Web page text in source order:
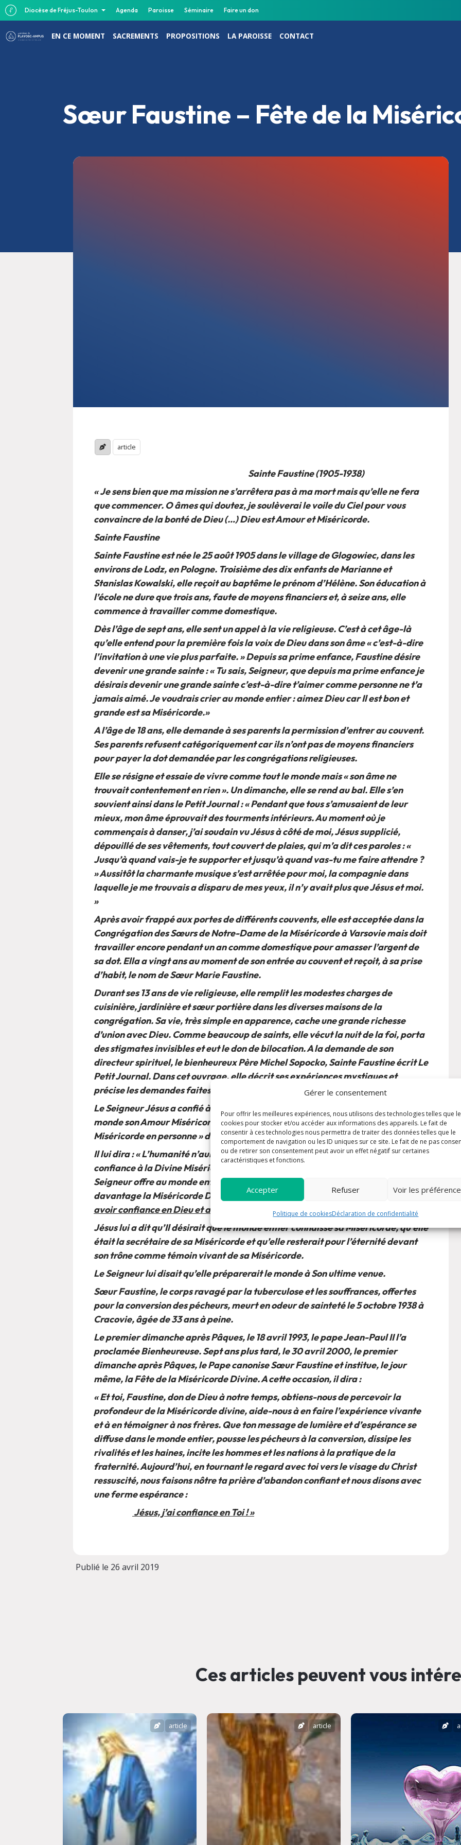
Gérer le consentement
Pour offrir les meilleures expériences, nous utilisons des technologies telles que
cookies pour stocker et/ou accéder aux informations des appareils. Le fait de
consentir à ces technologies nous permettra de traiter des données telles que le
comportement de navigation ou les ID uniques sur ce site. Le fait de ne pas
ou de retirer son consentement peut avoir un effet négatif sur certaines
caractéristiques et fonctions.
Accepter Refuser Voir les
Politique de cookiesDéclaration de confidentialité
Diocèse de Fréjus-Toulon Agenda Paroisse Séminaire Faire un don
EN CE MOMENT SACREMENTS PROPOSITIONS LA PAROISSE CONTACT
Sœur Faustine – Fête de la
article
Sainte Faustine (1905-1938)
« Je sens bien que ma mission ne s’arrêtera pas à ma mort mais qu’elle ne fera
que commencer. O âmes qui doutez, je soulèverai le voile du Ciel pour vous
convaincre de la bonté de Dieu (…) Dieu est Amour et Miséricorde.
Sainte Faustine
Sainte Faustine est née le 25 août 1905 dans le village de Glogowiec, dans les
environs de Lodz, en Pologne. Troisième des dix enfants de Marianne et
Stanislas Kowalski, elle reçoit au baptême le prénom d’Hélène. Son éducation à
l’école ne dure que trois ans, faute de moyens financiers et, à seize ans, elle
commence à travailler comme domestique.
Dès l’âge de sept ans, elle sent un appel à la vie religieuse. C’est à cet âge-là
qu’elle entend pour la première fois la voix de Dieu dans son âme « c’est-à-dire
l’invitation à une vie plus parfaite. » Depuis sa prime enfance, Faustine désire
devenir une grande sainte : « Tu sais, Seigneur, que depuis ma prime enfance je
désirais devenir une grande sainte c’est-à-dire t’aimer comme personne ne t’a
jamais aimé. Je voudrais crier au monde entier : aimez Dieu car Il est bon et
grande est sa Miséricorde.»
A l’âge de 18 ans, elle demande à ses parents la permission d’entrer au couvent.
Ses parents refusent catégoriquement car ils n’ont pas de moyens financiers
pour payer la dot demandée par les congrégations religieuses.
Elle se résigne et essaie de vivre comme tout le monde mais « son âme ne
trouvait contentement en rien ». Un dimanche, elle se rend au bal. Elle s’en
souvient ainsi dans le Petit Journal : « Pendant que tous s’amusaient de leur
mieux, mon âme éprouvait des tourments intérieurs. Au moment où je
commençais à danser, j’ai soudain vu Jésus à côté de moi, Jésus supplicié,
dépouillé de ses vêtements, tout couvert de plaies, qui m’a dit ces paroles : «
Jusqu’à quand vais-je te supporter et jusqu’à quand vas-tu me faire attendre ?
» Aussitôt la charmante musique s’est arrêtée pour moi, la compagnie dans
laquelle je me trouvais a disparu de mes yeux, il n’y avait plus que Jésus et moi.
»
Après avoir frappé aux portes de différents couvents, elle est acceptée dans la
Congrégation des Sœurs de Notre-Dame de la Miséricorde à Varsovie mais doit
travailler encore pendant un an comme domestique pour amasser l’argent de
sa dot. Ella a vingt ans au moment de son entrée au couvent et reçoit, à sa prise
d’habit, le nom de Sœur Marie Faustine.
Durant ses 13 ans de vie religieuse, elle remplit les modestes charges de
cuisinière, jardinière et sœur portière dans les diverses maisons de la
congrégation. Sa vie, très simple en apparence, cache une grande richesse
d’union avec Dieu. Comme beaucoup de saints, elle vécut la nuit de la foi, porta
des stigmates invisibles et eut le don de bilocation. A la demande de son
directeur spirituel, le bienheureux Père Michel Sopocko, Sainte Faustine écrit Le
Petit Journal. Dans cet ouvrage, elle décrit ses expériences mystiques et
précise les demandes faites par le Seigneur.
Le Seigneur Jésus a confié à Sainte Faustine une grande mission : rappeler au
monde son Amour Miséricordieux : « Ma Fille, dis que je suis l’Amour et la
Miséricorde en personne » demandera Jésus à Sœur Faustine.
Il lui dira : « L’humanité n’aura pas de paix tant qu’elle ne s’adressera pas avec
confiance à la Divine Miséricorde. » Par l’intermédiaire de sainte Faustine, le
Seigneur offre au monde entier des moyens et des prières pour vénérer
davantage la Miséricorde Divine. Mais Il dit à sainte Faustine qu
’il faut surtout
avoir confiance en Dieu et aimer son prochain.
Jésus lui a dit qu’Il désirait que le monde entier connaisse sa Miséricorde, qu’elle
était la secrétaire de sa Miséricorde et qu’elle resterait pour l’éternité devant
son trône comme témoin vivant de sa Miséricorde.
Le Seigneur lui disait qu’elle préparerait le monde à Son ultime venue.
Sœur Faustine, le corps ravagé par la tuberculose et les souffrances, offertes
pour la conversion des pécheurs, meurt en odeur de sainteté le 5 octobre 1938 à
Cracovie, âgée de 33 ans à peine.
Le premier dimanche après Pâques, le 18 avril 1993, le pape Jean-Paul II l’a
proclamée Bienheureuse. Sept ans plus tard, le 30 avril 2000, le premier
dimanche après Pâques, le Pape canonise Sœur Faustine et institue, le jour
même, la Fête de la Miséricorde Divine. A cette occasion, il dira :
« Et toi, Faustine, don de Dieu à notre temps, obtiens-nous de percevoir la
profondeur de la Miséricorde divine, aide-nous à en faire l’expérience vivante
et à en témoigner à nos frères. Que ton message de lumière et d’espérance se
diffuse dans le monde entier, pousse les pécheurs à la conversion, dissipe les
rivalités et les haines, incite les hommes et les nations à la pratique de la
fraternité. Aujourd’hui, en tournant le regard avec toi vers le visage du Christ
ressuscité, nous faisons nôtre ta prière d’abandon confiant et nous disons avec
une ferme espérance :
Jésus, j’ai confiance en Toi ! »
Publié le 26 avril 2019
Ces articles peuvent vous
article article